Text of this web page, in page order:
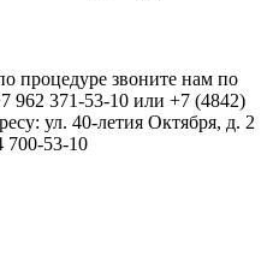
процедуре звоните нам по
962 371-53-10 или +7 (4842)
ул. 40-летия Октября, д. 2
700-53-10